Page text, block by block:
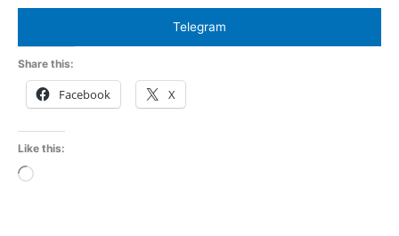
Telegram
Share this:
Facebook X
Like this:
Loading…